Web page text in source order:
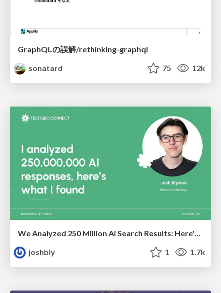
GraphQLの誤解/rethinking-graphql
sonatard
75 12k
We Analyzed 250 Million AI Search Results: Here's What I Found
joshbly
1 1.7k